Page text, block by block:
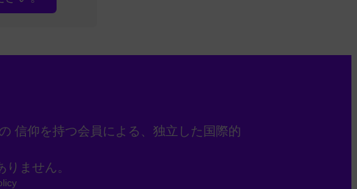
信仰を持つ会員による、独立した国際的
ません。